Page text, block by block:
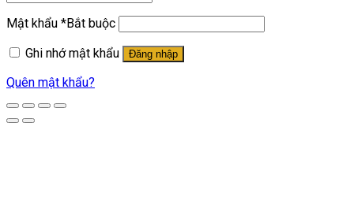
Mật khẩu *Bắt buộc
Ghi nhớ mật khẩu
Đăng nhập
Quên mật khẩu?